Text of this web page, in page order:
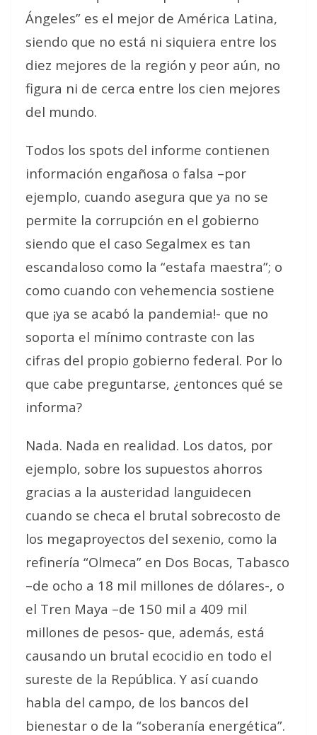
Ángeles” es el mejor de América Latina,
siendo que no está ni siquiera entre los
diez mejores de la región y peor aún, no
figura ni de cerca entre los cien mejores
del mundo.
Todos los spots del informe contienen
información engañosa o falsa –por
ejemplo, cuando asegura que ya no se
permite la corrupción en el gobierno
siendo que el caso Segalmex es tan
escandaloso como la “estafa maestra”; o
como cuando con vehemencia sostiene
que ¡ya se acabó la pandemia!- que no
soporta el mínimo contraste con las
cifras del propio gobierno federal. Por lo
que cabe preguntarse, ¿entonces qué se
informa?
Nada. Nada en realidad. Los datos, por
ejemplo, sobre los supuestos ahorros
gracias a la austeridad languidecen
cuando se checa el brutal sobrecosto de
los megaproyectos del sexenio, como la
refinería “Olmeca” en Dos Bocas, Tabasco
–de ocho a 18 mil millones de dólares-, o
el Tren Maya –de 150 mil a 409 mil
millones de pesos- que, además, está
causando un brutal ecocidio en todo el
sureste de la República. Y así cuando
habla del campo, de los bancos del
bienestar o de la “soberanía energética”.